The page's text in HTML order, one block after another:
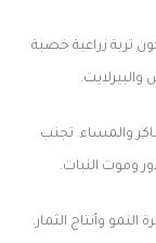
تربة زراعية خصبة
والمساء. تجنب
وموت النبات.
وأنتاج الثمار.